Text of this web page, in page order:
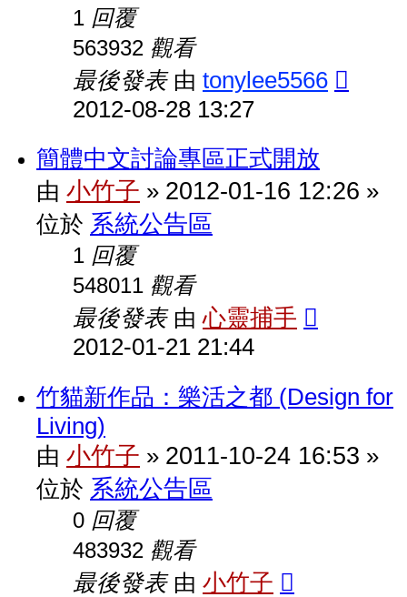
1 回覆
563932 觀看
最後發表 由 tonylee5566
2012-08-28 13:27
簡體中文討論專區正式開放
由 小竹子 » 2012-01-16 12:26 »
位於 系統公告區
1 回覆
548011 觀看
最後發表 由心靈捕手
2012-01-21 21:44
竹貓新作品：樂活之都 (Design for
Living)
由 小竹子 » 2011-10-24 16:53 »
位於 系統公告區
0 回覆
483932 觀看
最後發表 由 小竹子